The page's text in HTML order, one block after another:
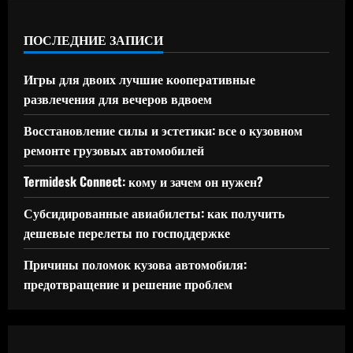
ПОСЛЕДНИЕ ЗАПИСИ
Игры для двоих лучшие кооперативные
развлечения для вечеров вдвоем
Восстановление силы и эстетики: все о кузовном
ремонте грузовых автомобилей
Termidesk Connect: кому и зачем он нужен?
Субсидированные авиабилеты: как получить
дешевые перелеты по господдержке
Причины поломок кузова автомобиля:
предотвращение и решение проблем